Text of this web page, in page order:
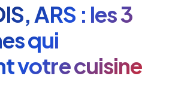
ARS : les 3
qui
votre cuisine